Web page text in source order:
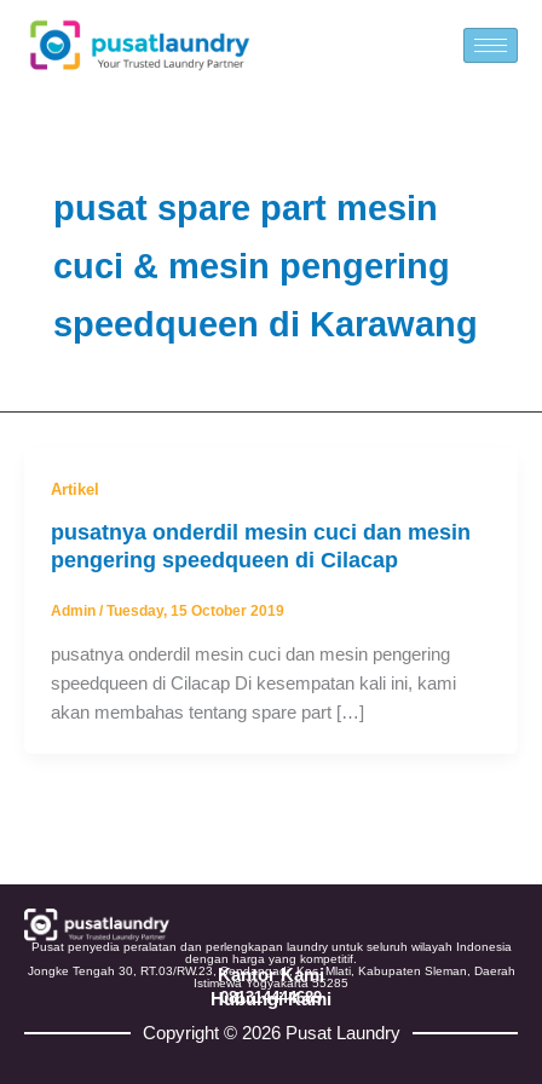
content
pusat spare part mesin
cuci & mesin pengering
speedqueen di Karawang
Artikel
pusatnya onderdil mesin cuci dan mesin
pengering speedqueen di Cilacap
Admin /Tuesday, 15 October 2019
pusatnya onderdil mesin cuci dan mesin pengering
speedqueen di Cilacap Di kesempatan kali ini, kami
akan membahas tentang spare part […]
Pusat penyedia peralatan dan perlengkapan laundry untuk seluruh wilayah Indonesia
dengan harga yang kompetitif.
Kantor Kami
Jongke Tengah 30, RT.03/RW.23, Sendangadi, Kec. Mlati, Kabupaten Sleman, Daerah
Istimewa Yogyakarta 55285
Hubungi Kami
081314444689
Copyright © 2026 Pusat Laundry